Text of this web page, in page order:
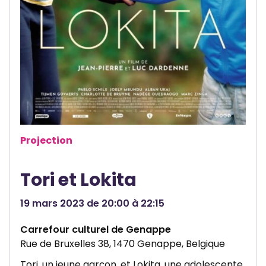
t
y
Projection
Tori et Lokita
19 mars 2023 de 20:00 à 22:15
Carrefour culturel de Genappe
Rue de Bruxelles 38, 1470 Genappe, Belgique